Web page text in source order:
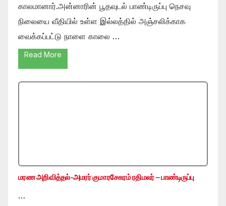
காலமானார்.அன்னாரின் பூதவுடல் பாண்டிருப்பு நெசவு
நிலையை வீதியில் உள்ள இல்லத்தில் அஞ்சலிக்காக
வைக்கப்பட்டு நாளை காலை …
Read More
மரண அறிவித்தல்-அமரர் குமாரசேகரம் ரதிமலர் – பாண்டிருப்பு
…